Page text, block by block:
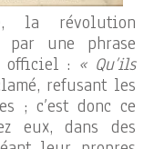
la révolution
par une phrase
officiel : « Qu’ils
refusant les
; c’est donc ce
eux, dans des